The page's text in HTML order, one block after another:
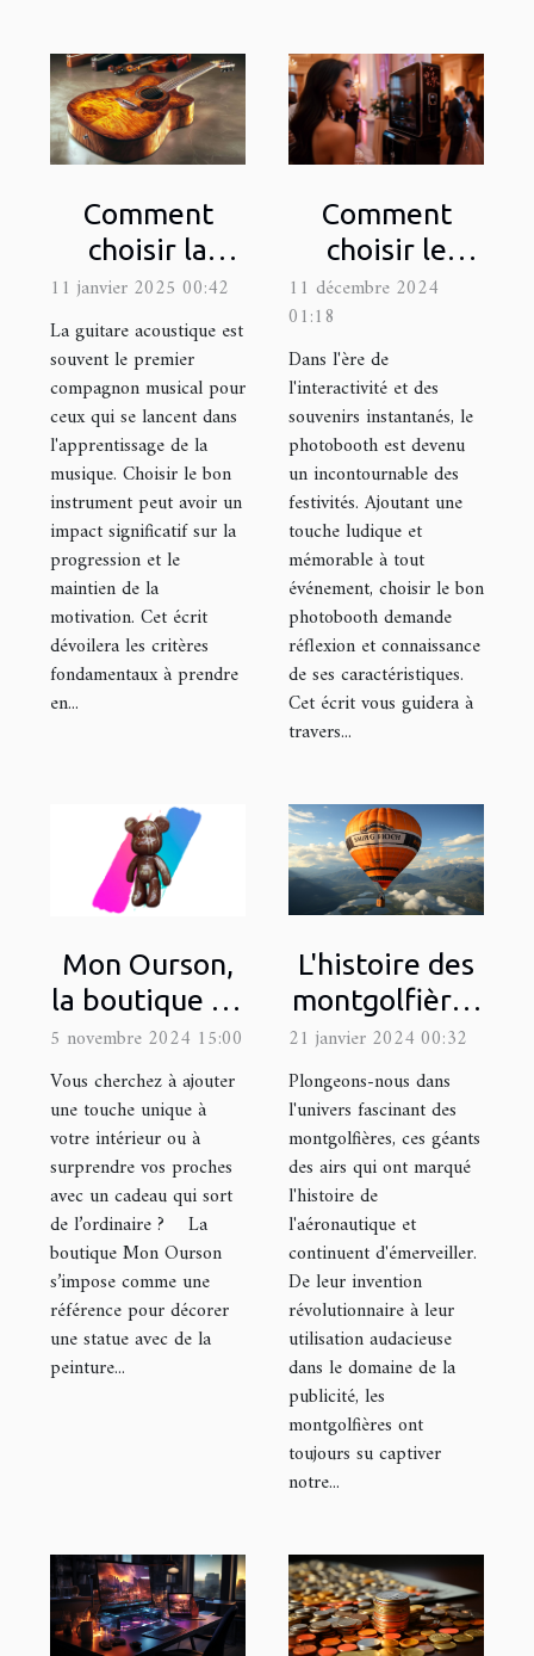
Comment
choisir la
meilleure
guitare
acoustique
pour
débutants
11 janvier 2025 00:42
La guitare acoustique est
souvent le premier
compagnon musical pour
ceux qui se lancent dans
l'apprentissage de la
musique. Choisir le bon
instrument peut avoir un
impact significatif sur la
progression et le
maintien de la
motivation. Cet écrit
dévoilera les critères
fondamentaux à prendre
en...
Comment
choisir le
photobooth
idéal pour
votre
prochain
événement
11 décembre 2024
01:18
Dans l'ère de
l'interactivité et des
souvenirs instantanés, le
photobooth est devenu
un incontournable des
festivités. Ajoutant une
touche ludique et
mémorable à tout
événement, choisir le bon
photobooth demande
réflexion et connaissance
de ses caractéristiques.
Cet écrit vous guidera à
travers...
Mon Ourson,
la boutique en
ligne de
référence
pour décorer
une statue
avec de la
peinture !
5 novembre 2024 15:00
Vous cherchez à ajouter
une touche unique à
votre intérieur ou à
surprendre vos proches
avec un cadeau qui sort
de l’ordinaire ? La
boutique Mon Ourson
s’impose comme une
référence pour décorer
une statue avec de la
peinture...
L'histoire des
montgolfières
et leur
utilisation
moderne dans
la publicité
21 janvier 2024 00:32
Plongeons-nous dans
l'univers fascinant des
montgolfières, ces géants
des airs qui ont marqué
l'histoire de
l'aéronautique et
continuent d'émerveiller.
De leur invention
révolutionnaire à leur
utilisation audacieuse
dans le domaine de la
publicité, les
montgolfières ont
toujours su captiver
notre...